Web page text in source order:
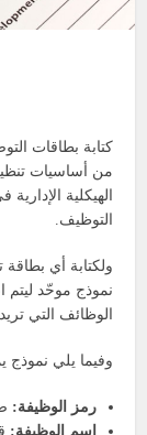
كتابة بطاقات
من أساسيات
الهيكلية
التوظيف.
ولكتابة أي
نموذج موحّد ليتم
الوظائف التي
وفيما يلي نموذج
رمز الوظيفة:
اسم الوظيفة: